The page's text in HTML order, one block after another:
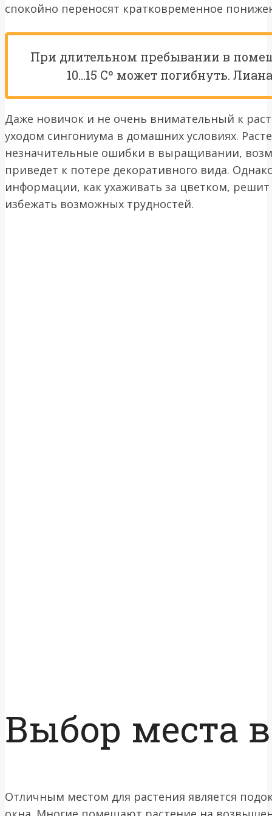
спокойно переносят кратковременное
При длительном пребывании в
10…15 Сº может погибнуть.
Даже новичок и не очень внимательный к
уходом сингониума в домашних условиях.
незначительные ошибки в выращивании,
приведет к потере декоративного вида.
информации, как ухаживать за цветком,
избежать возможных трудностей.
Выбор места
Отличным местом для растения является